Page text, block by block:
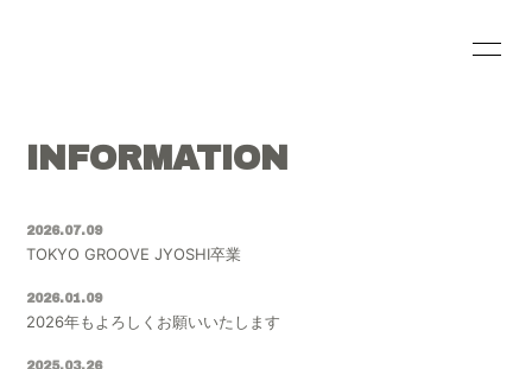
SCHEDULE PROFILE
VIDEO
RADIO PHOTO
INFORMATION
2026.07.09
TOKYO GROOVE JYOSHI卒業
2026.01.09
2026年もよろしくお願いいたします
2025.03.26